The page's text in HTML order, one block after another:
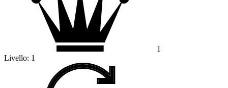
1
Livello: 1